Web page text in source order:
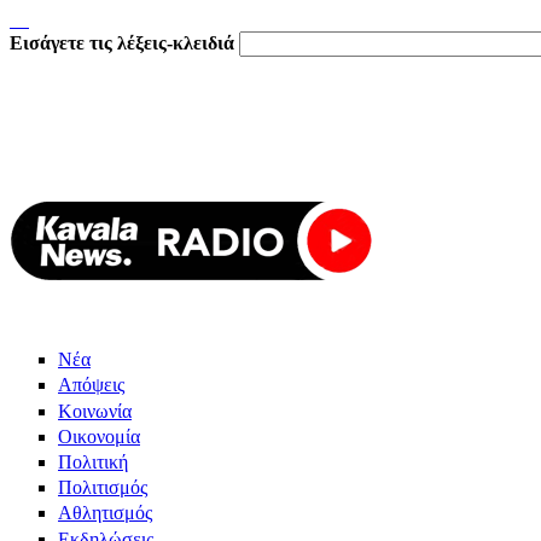
Εισάγετε τις λέξεις-κλειδιά
Νέα
Απόψεις
Κοινωνία
Οικονομία
Πολιτική
Πολιτισμός
Αθλητισμός